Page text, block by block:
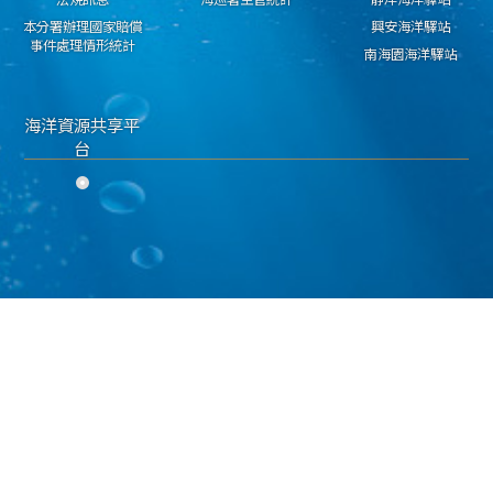
本分署辦理國家賠償
事件處理情形統計
興安海洋驛站
南海園海洋驛站
海洋資源共享平
台